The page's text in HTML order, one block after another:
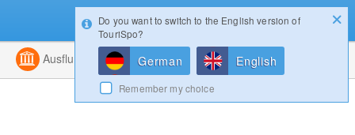
Kombiniert
Ausflugsziele Magazin
Login
Do you want to switch to the English version of
TouriSpo?
German English
Remember my choice
Konfigurator Gewinnspiele